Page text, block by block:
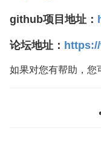
github项目地址：
论坛地址：
如果对您有帮助，您